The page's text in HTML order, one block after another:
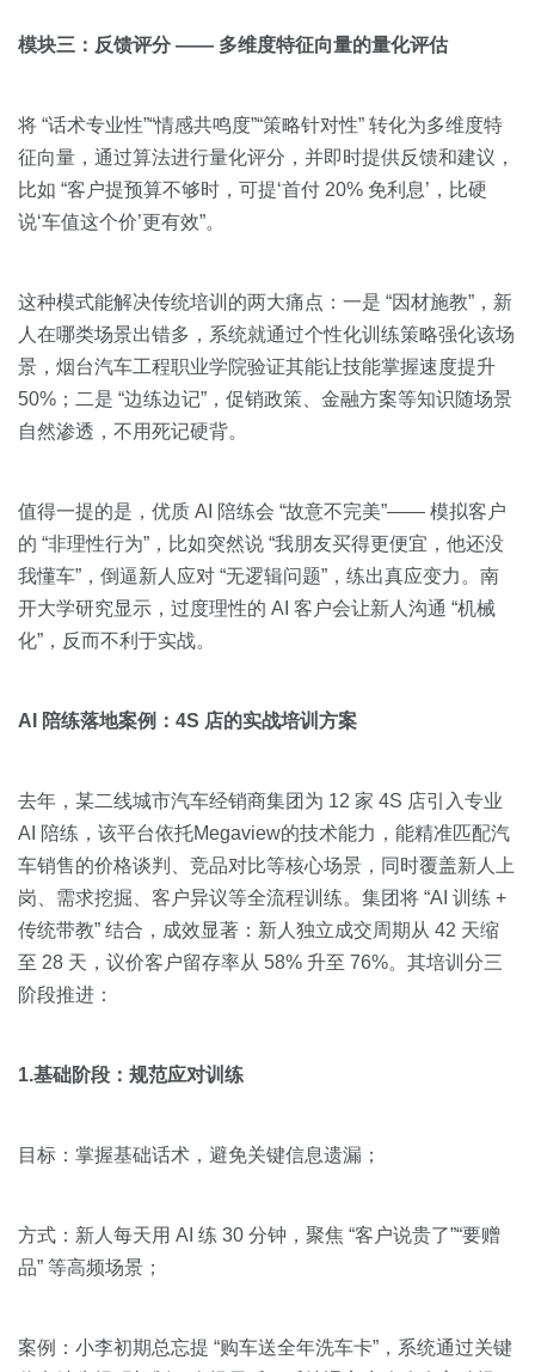
模块三：反馈评分 —— 多维度特征向量的量化评估
将 “话术专业性”“情感共鸣度”“策略针对性” 转化为多维度特
征向量，通过算法进行量化评分，并即时提供反馈和建议，
比如 “客户提预算不够时，可提‘首付 20% 免利息’，比硬
说‘车值这个价’更有效”。
这种模式能解决传统培训的两大痛点：一是 “因材施教”，新
人在哪类场景出错多，系统就通过个性化训练策略强化该场
景，烟台汽车工程职业学院验证其能让技能掌握速度提升
50%；二是 “边练边记”，促销政策、金融方案等知识随场景
自然渗透，不用死记硬背。
值得一提的是，优质 AI 陪练会 “故意不完美”—— 模拟客户
的 “非理性行为”，比如突然说 “我朋友买得更便宜，他还没
我懂车”，倒逼新人应对 “无逻辑问题”，练出真应变力。南
开大学研究显示，过度理性的 AI 客户会让新人沟通 “机械
化”，反而不利于实战。
AI 陪练落地案例：4S 店的实战培训方案
去年，某二线城市汽车经销商集团为 12 家 4S 店引入专业
AI 陪练，该平台依托Megaview的技术能力，能精准匹配汽
车销售的价格谈判、竞品对比等核心场景，同时覆盖新人上
岗、需求挖掘、客户异议等全流程训练。集团将 “AI 训练 +
传统带教” 结合，成效显著：新人独立成交周期从 42 天缩
至 28 天，议价客户留存率从 58% 升至 76%。其培训分三
阶段推进：
1.基础阶段：规范应对训练
目标：掌握基础话术，避免关键信息遗漏；
方式：新人每天用 AI 练 30 分钟，聚焦 “客户说贵了”“要赠
品” 等高频场景；
案例：小李初期总忘提 “购车送全年洗车卡”，系统通过关键